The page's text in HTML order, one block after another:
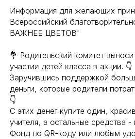
Информация для желающих
Всероссийский
ВАЖНЕЕ ЦВЕТОВ"
💐 Родительский комитет
участии детей класса в акции. 👇
Заручившись поддержкой
деньги, которые родители
👇
С этих денег купите один,
учителя, а остальные средства
Фонд по QR-коду или любым